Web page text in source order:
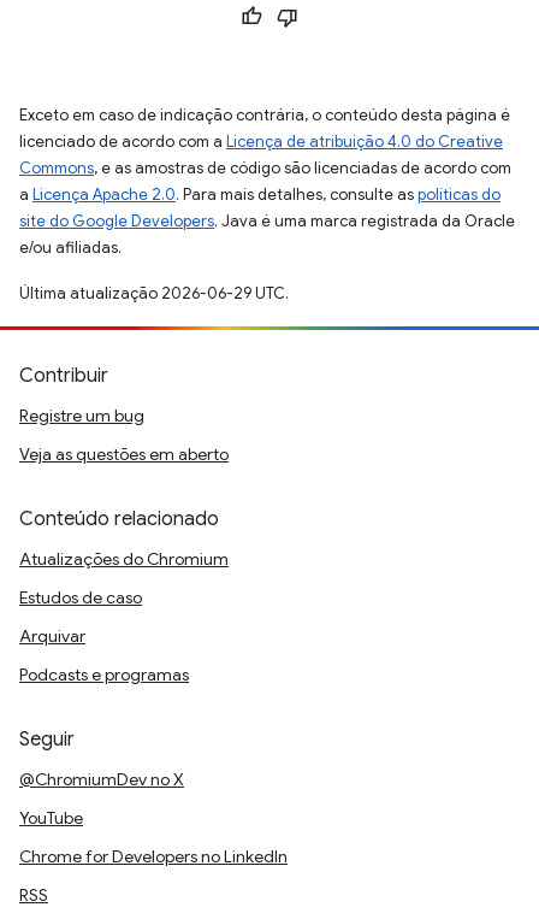
Exceto em caso de indicação contrária, o conteúdo desta página é
licenciado de acordo com a Licença de atribuição 4.0 do Creative
Commons, e as amostras de código são licenciadas de acordo com
a Licença Apache 2.0. Para mais detalhes, consulte aspolíticas do
site do Google Developers. Java é uma marca registrada da Oracle
e/ou afiliadas.
Última atualização 2026-06-29 UTC.
Contribuir
Registre um bug
Veja as questões em aberto
Conteúdo relacionado
Atualizações do Chromium
Estudos de caso
Arquivar
Podcasts e programas
Seguir
@ChromiumDev no X
YouTube
Chrome for Developers no LinkedIn
RSS